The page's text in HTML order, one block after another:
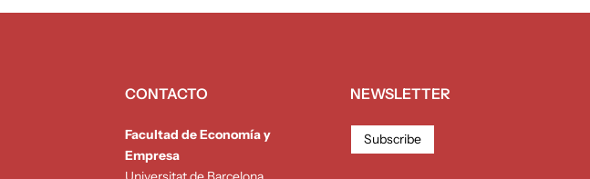
CONTACTO
Facultad de Economía y
Empresa
NEWSLETTER
Subscribe